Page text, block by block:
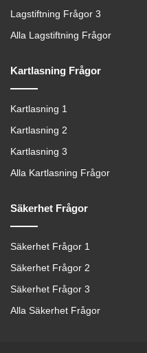
Lagstiftning Frågor 3
Alla Lagstiftning Frågor
Kartlasning Frågor
Kartlasning 1
Kartlasning 2
Kartlasning 3
Alla Kartlasning Frågor
Säkerhet Frågor
Säkerhet Frågor 1
Säkerhet Frågor 2
Säkerhet Frågor 3
Alla Säkerhet Frågor